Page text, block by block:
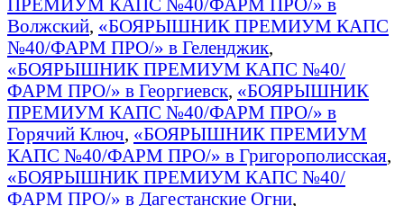
Волжский, «БОЯРЫШНИК ПРЕМИУМ КАПС
№40/ФАРМ ПРО/» в Геленджик,
«БОЯРЫШНИК ПРЕМИУМ КАПС №40/
ФАРМ ПРО/» в Георгиевск, «БОЯРЫШНИК
ПРЕМИУМ КАПС №40/ФАРМ ПРО/» в
Горячий Ключ, «БОЯРЫШНИК ПРЕМИУМ
КАПС №40/ФАРМ ПРО/» в Григорополисская,
«БОЯРЫШНИК ПРЕМИУМ КАПС №40/
ФАРМ ПРО/» в Дагестанские Огни,